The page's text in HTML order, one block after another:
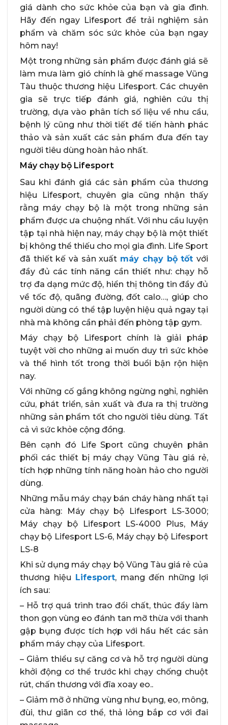
giá dành cho sức khỏe của bạn và gia đình.
Hãy đến ngay Lifesport để trải nghiệm sản
phẩm và chăm sóc sức khỏe của bạn ngay
hôm nay!
Một trong những sản phẩm được đánh giá sẽ
làm mưa làm gió chính là ghế massage Vũng
Tàu thuộc thương hiệu Lifesport. Các chuyên
gia sẽ trực tiếp đánh giá, nghiên cứu thị
trường, dựa vào phân tích số liệu về nhu cầu,
bệnh lý cũng như thời tiết để tiến hành phác
thảo và sản xuất các sản phẩm đưa đến tay
người tiêu dùng hoàn hảo nhất.
Máy chạy bộ Lifesport
Sau khi đánh giá các sản phẩm của thương
hiệu Lifesport, chuyên gia cũng nhận thấy
rằng máy chạy bộ là một trong những sản
phẩm được ưa chuộng nhất. Với nhu cầu luyện
tập tại nhà hiện nay, máy chạy bộ là một thiết
bị không thể thiếu cho mọi gia đình. Life Sport
đã thiết kế và sản xuất máy chạy bộ tốtvới
đầy đủ các tính năng cần thiết như: chạy hỗ
trợ đa dạng mức độ, hiển thị thông tin đầy đủ
về tốc độ, quãng đường, đốt calo…, giúp cho
người dùng có thể tập luyện hiệu quả ngay tại
nhà mà không cần phải đến phòng tập gym.
Máy chạy bộ Lifesport chính là giải pháp
tuyệt vời cho những ai muốn duy trì sức khỏe
và thể hình tốt trong thời buổi bận rộn hiện
nay.
Với những cố gắng không ngừng nghỉ, nghiên
cứu, phát triển, sản xuất và đưa ra thị trường
những sản phẩm tốt cho người tiêu dùng. Tất
cả vì sức khỏe cộng đồng.
Bên cạnh đó Life Sport cũng chuyên phân
phối các thiết bị máy chạy Vũng Tàu giá rẻ,
tích hợp những tính năng hoàn hảo cho người
dùng.
Những mẫu máy chạy bán cháy hàng nhất tại
cửa hàng: Máy chạy bộ Lifesport LS-3000;
Máy chạy bộ Lifesport LS-4000 Plus, Máy
chạy bộ Lifesport LS-6, Máy chạy bộ Lifesport
LS-8
Khi sử dụng máy chạy bộ Vũng Tàu giá rẻ của
thương hiệu Lifesport, mang đến những lợi
ích sau:
– Hỗ trợ quá trình trao đổi chất, thúc đẩy làm
thon gọn vùng eo đánh tan mỡ thừa với thanh
gập bụng được tích hợp với hầu hết các sản
phẩm máy chạy của Lifesport.
– Giảm thiểu sự căng cơ và hỗ trợ người dùng
khởi động cơ thể trước khi chạy chống chuột
rút, chấn thương với đĩa xoay eo..
– Giảm mỡ ở những vùng như bụng, eo, mông,
đùi, thư giãn cơ thể, thả lỏng bắp cơ với đai